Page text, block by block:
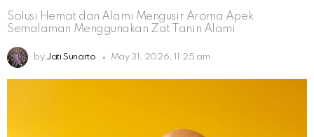
Solusi Hemat dan Alami Mengusir Aroma Apek
Semalaman Menggunakan Zat Tanin Alami
by Jati Sunarto May 31, 2026, 11:25 am